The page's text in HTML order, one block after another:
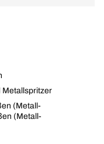
Metallspritzer
(Metall-
(Metall-